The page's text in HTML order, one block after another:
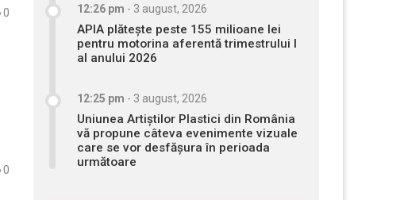
0
0
12:26 pm - 3 august, 2026
APIA plătește peste 155 milioane lei
pentru motorina aferentă trimestrului I
al anului 2026
12:25 pm - 3 august, 2026
Uniunea Artiștilor Plastici din România
vă propune câteva evenimente vizuale
care se vor desfășura în perioada
următoare